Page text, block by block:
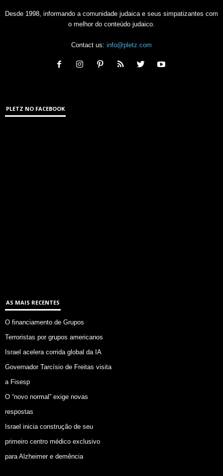
Desde 1998, informando a comunidade judaica e seus simpatizantes com
o melhor do conteúdo judaico.
Contact us: info@pletz.com
PLETZ NO FACEBOOK
AS MAIS RECENTES
O financiamento de Grupos
Terroristas por grupos americanos
Israel acelera corrida global da IA
Governador Tarcísio de Freitas visita
a Fisesp
O “novo normal” exige novas
respostas
Israel inicia construção de seu
primeiro centro médico exclusivo
para Alzheimer e demência